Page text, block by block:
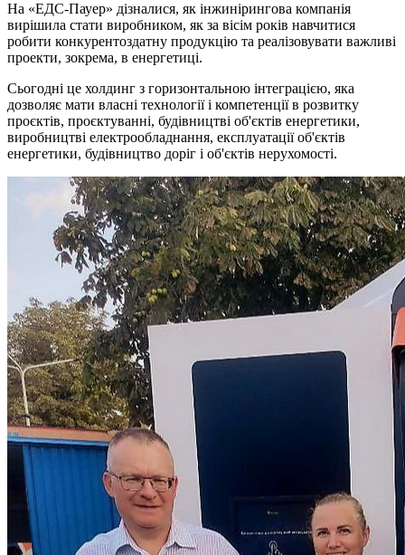
На «ЕДС-Пауер» дізналися, як інжинірингова компанія
вирішила стати виробником, як за вісім років навчитися
робити конкурентоздатну продукцію та реалізовувати важливі
проекти, зокрема, в енергетиці.
Сьогодні це холдинг з горизонтальною інтеграцією, яка
дозволяє мати власні технології і компетенції в розвитку
проєктів, проєктуванні, будівництві об'єктів енергетики,
виробництві електрообладнання, експлуатації об'єктів
енергетики, будівництво доріг і об'єктів нерухомості.